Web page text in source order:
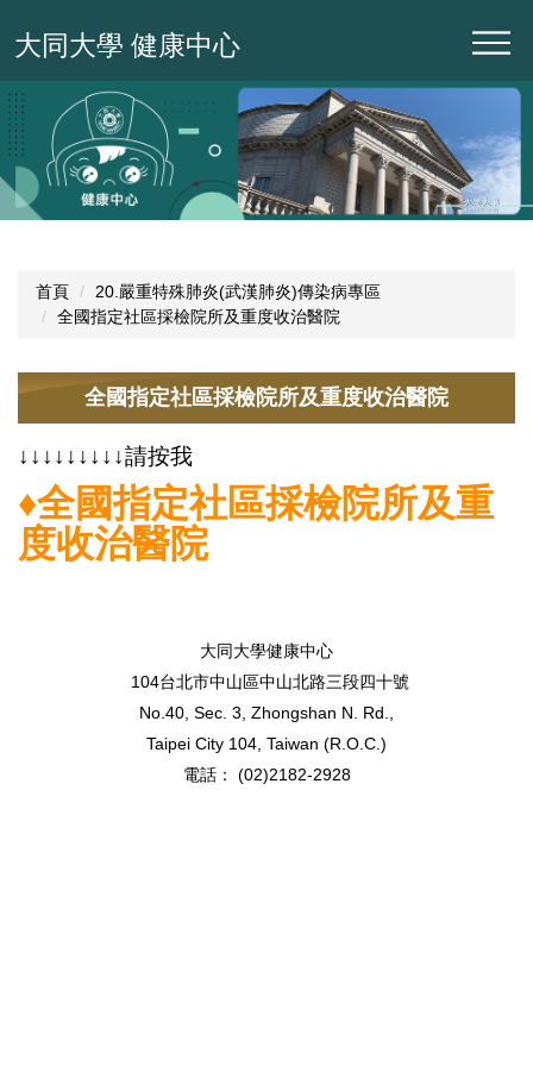
到
要
內
容
區
大同大學 健康中心
首頁
20.嚴重特殊肺炎(武漢肺炎)傳染病專區
全國指定社區採檢院所及重度收治醫院
全國指定社區採檢院所及重度收治醫院
↓ ↓ ↓ ↓ ↓ ↓ ↓ ↓ ↓請按我
♦全國指定社區採檢院所及重
度收治醫院
大同大學健康中心
104台北市中山區中山北路三段四十號
No.40, Sec. 3, Zhongshan N. Rd.,
Taipei City 104, Taiwan (R.O.C.)
電話： (02)2182-2928